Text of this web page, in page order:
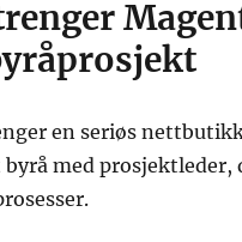
en seriøs
med prosjektleder,